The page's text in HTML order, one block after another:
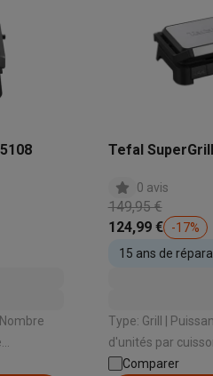
Tefal
0 avis
149,95 €
124,99 €
-17%
15 ans de
Type: Grill | Puissance: 2000 W | Nombre
d'unités par cuisson: 2 |
Resistante à la
Comparer